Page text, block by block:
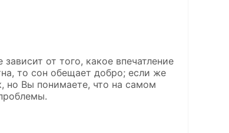
от того, какое впечатление
то сон обещает добро; если же
но Вы понимаете, что на самом